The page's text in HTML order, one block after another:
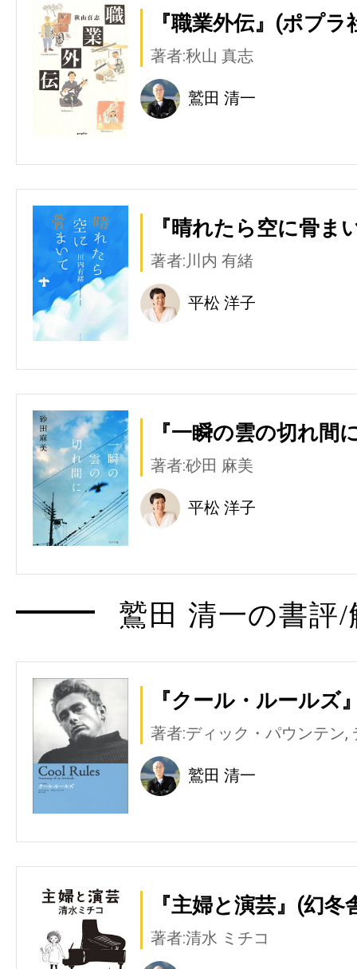
『職業外伝』(ポプラ
著者:秋山 真志
鷲田 清一
『晴れたら空に骨ま
著者:川内 有緒
平松 洋子
『一瞬の雲の切れ間
著者:砂田 麻美
平松 洋子
鷲田 清一の書評
『クール・ルールズ
著者:ディック・パウンテン,
鷲田 清一
『主婦と演芸』(幻冬
著者:清水 ミチコ